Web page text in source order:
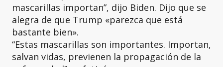
mascarillas importan”, dijo Biden. Dijo que se
alegra de que Trump «parezca que está
bastante bien».
“Estas mascarillas son importantes. Importan,
salvan vidas, previenen la propagación de la